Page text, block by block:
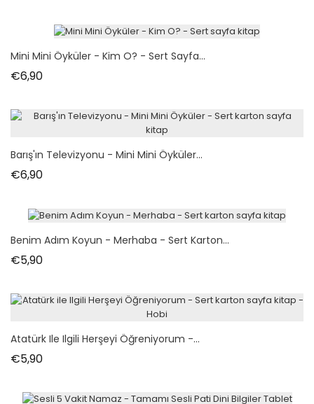
Mini Mini Öyküler - Kim O? - Sert Sayfa...
€6,90Fiyat
Barış'ın Televizyonu - Mini Mini Öyküler...
€6,90Fiyat
Benim Adım Koyun - Merhaba - Sert Karton...
€5,90Fiyat
Atatürk Ile Ilgili Herşeyi Öğreniyorum -...
€5,90Fiyat